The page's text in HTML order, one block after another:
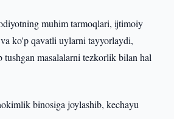
muhim tarmoqlari, ijtimoiy
ko'p qavatli uylarni tayyorlaydi,
tushgan masalalarni tezkorlik bilan hal
binosiga joylashib, kechayu